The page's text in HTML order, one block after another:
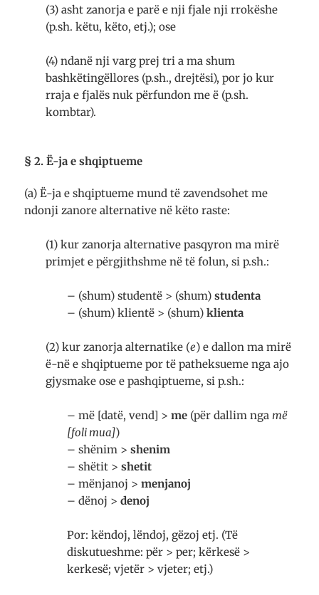
(3) asht zanorja e parë e nji fjale nji rrokëshe
(p.sh. këtu, këto, etj.); ose
(4) ndanë nji varg prej tri a ma shum
bashkëtingëllores (p.sh., drejtësi), por jo kur
rraja e fjalës nuk përfundon me ë (p.sh.
kombtar).
§ 2. Ë-ja e shqiptueme
(a) Ë-ja e shqiptueme mund të zavendsohet me
ndonji zanore alternative në këto raste:
(1) kur zanorja alternative pasqyron ma mirë
primjet e përgjithshme në të folun, si p.sh.:
– (shum) studentë > (shum)studenta
– (shum) klientë > (shum)klienta
(2) kur zanorja alternatike (e) e dallon ma mirë
ë-në e shqiptueme por të patheksueme nga ajo
gjysmake ose e pashqiptueme, si p.sh.:
– më [datë, vend] >me (për dallim nga më
[foli mua])
– shënim >shenim
– shëtit >shetit
– mënjanoj >menjanoj
– dënoj >denoj
Por: këndoj, lëndoj, gëzoj etj. (Të
diskutueshme: për > per; kërkesë >
kerkesë; vjetër > vjeter; etj.)